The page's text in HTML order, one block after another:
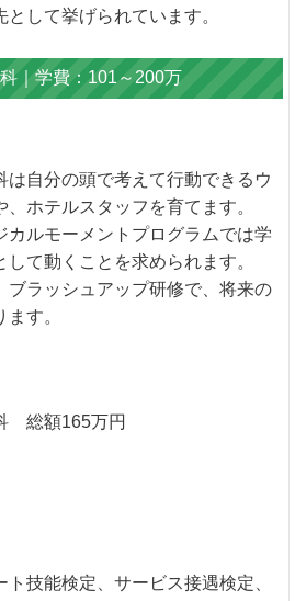
して挙げられています。
｜学費：101～200万
は自分の頭で考えて行動できるウ
ホテルスタッフを育てます。
カルモーメントプログラムでは学
て動くことを求められます。
ブラッシュアップ研修で、将来の
す。
総額165万円
技能検定、サービス接遇検定、